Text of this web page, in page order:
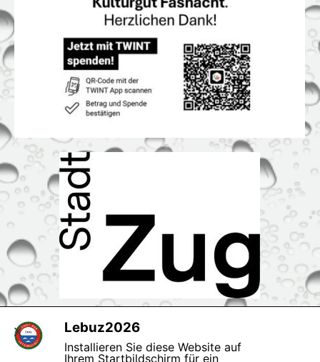
Lebuz2026
Installieren Sie diese Website auf
Ihrem Startbildschirm für ein
X